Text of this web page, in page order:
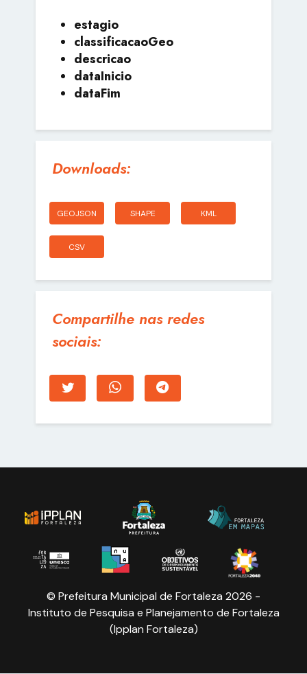
estagio
classificacaoGeo
descricao
dataInicio
dataFim
Downloads:
GEOJSON SHAPE KML
CSV
Compartilhe nas redes
sociais:
© Prefeitura Municipal de Fortaleza 2026 -
Instituto de Pesquisa e Planejamento de Fortaleza
(Ipplan Fortaleza)